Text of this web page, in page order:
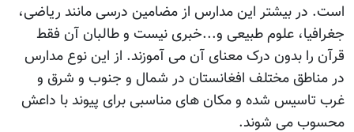
است. در بیشتر این مدارس از مضامین درسی مانند ریاضی،
جغرافیا، علوم طبیعی و...خبری نیست و طالبان آن فقط
قرآن را بدون درک معنای آن می آموزند. از این نوع مدارس
در مناطق مختلف افغانستان در شمال و جنوب و شرق و
غرب تاسیس شده و مکان های مناسبی برای پیوند با داعش
محسوب می شوند.